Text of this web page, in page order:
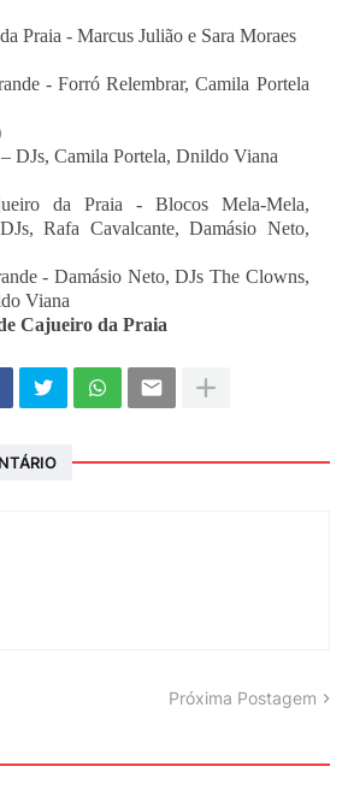
Praia - Marcus Julião e Sara Moraes
- Forró Relembrar, Camila Portela
DJs, Camila Portela, Dnildo Viana
da Praia - Blocos Mela-Mela,
Rafa Cavalcante, Damásio Neto,
- Damásio Neto, DJs The Clowns,
Viana
Cajueiro da Praia
Próxima Postagem